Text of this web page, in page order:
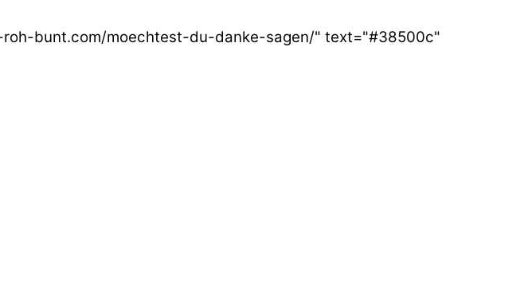
bunt.com/moechtest-du-danke-sagen/" text="#38500c"